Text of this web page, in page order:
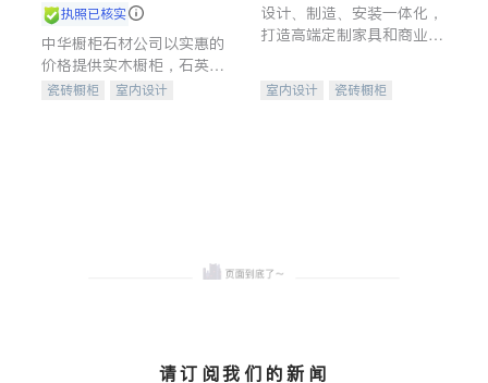
执照已核实
中华橱柜石材公司以实惠的
价格提供实木橱柜，石英石
台面，多种优质不锈钢水
瓷砖橱柜
室内设计
设计、制造、安装一体化，
打造高端定制家具和商业空
室内设计
瓷砖橱柜
请订阅我们的新闻